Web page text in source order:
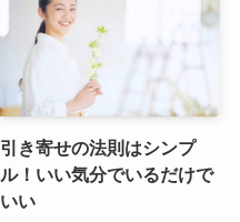
引き寄せの法則はシンプ
ル！いい気分でいるだけで
いい